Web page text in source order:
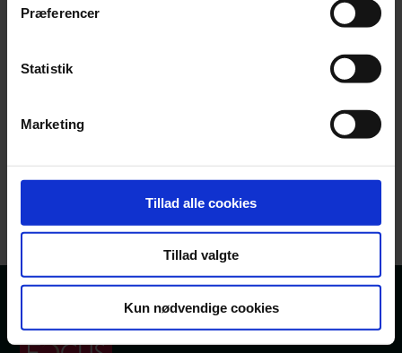
Præferencer
Statistik
Marketing
Tillad alle cookies
Tillad valgte
Kun nødvendige cookies
Signe Hastrup Holst
+45 63 14 20 14
shh@focus-advokater.dk